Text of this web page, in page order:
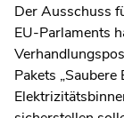
Der Ausschuss
EU-Parlaments
Pakets